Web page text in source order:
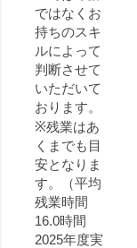
ではなくお
持ちのスキ
ルによって
判断させて
いただいて
おります。
※残業はあ
くまでも目
安となりま
す。（平均
残業時間
16.0時間
2025年度実